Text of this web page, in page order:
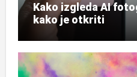
Kako izgleda AI
kako je otkriti